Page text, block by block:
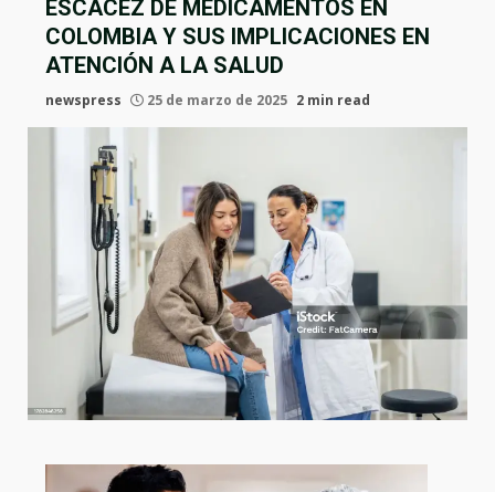
ESCACEZ DE MEDICAMENTOS EN
COLOMBIA Y SUS IMPLICACIONES EN
ATENCIÓN A LA SALUD
newspress 25 de marzo de 2025 2 min read